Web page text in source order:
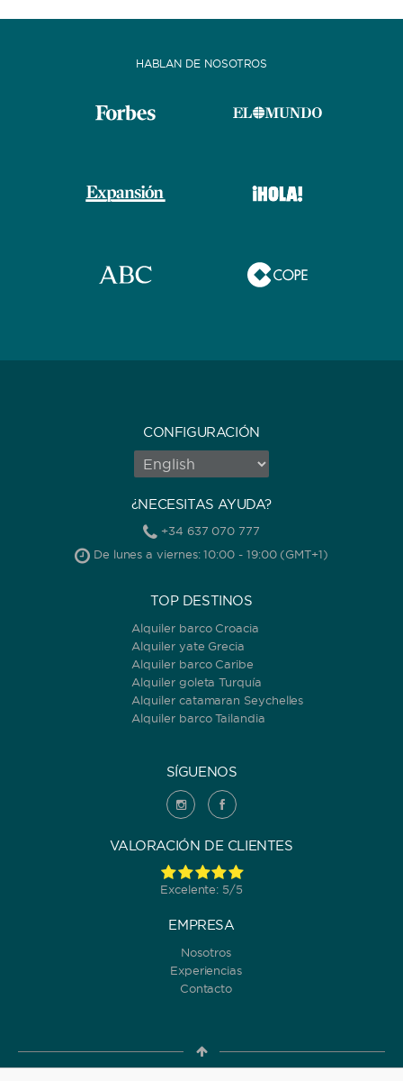
HABLAN DE NOSOTROS
CONFIGURACIÓN
¿NECESITAS AYUDA?
+34 637 070 777
De lunes a viernes: 10:00 - 19:00 (GMT+1)
TOP DESTINOS
Alquiler barco Croacia
Alquiler yate Grecia
Alquiler barco Caribe
Alquiler goleta Turquía
Alquiler catamaran Seychelles
Alquiler barco Tailandia
SÍGUENOS
VALORACIÓN DE CLIENTES
Excelente: 5/5
EMPRESA
Nosotros
Experiencias
Contacto